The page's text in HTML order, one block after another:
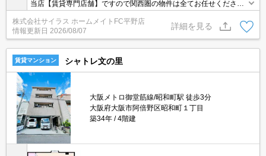
当店【賃貸専門店舗】ですので関西圏の物件は全てお任せくださ
い！どこにある物件でも当店までお気軽にお問い合わせくださいま
せ♪初期費用がご心配な方はクレジット決済が可能ですので安心して
お部屋探し頂けます。
株式会社サイラス ホームメイトFC平野店
情報更新日 2026/08/07
詳細を見る
賃貸マンション シャトレ文の里
大阪メトロ御堂筋線/昭和町駅 徒歩3分
大阪府大阪市阿倍野区昭和町１丁目
築34年
4階建